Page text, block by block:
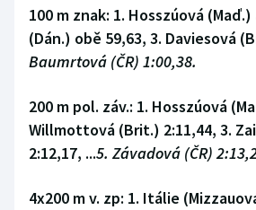
100 m znak: 1. Hosszúová
(Dán.) obě 59,63, 3. Daviesová
Baumrtová (ČR) 1:00,38.
200 m pol. záv.: 1. Hosszúová
Willmottová (Brit.) 2:11,44, 3.
2:12,17, ...5. Závadová (ČR)
4x200 m v. zp: 1. Itálie